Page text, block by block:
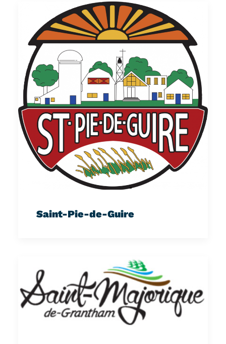
Saint-Pie-de-Guire